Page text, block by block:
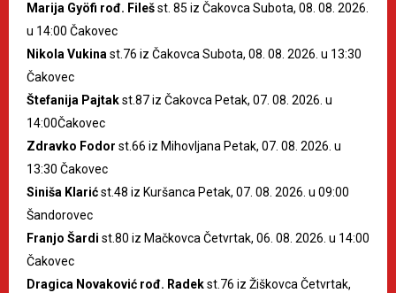
Marija Gyöfi rođ. Filešst. 85 iz Čakovca Subota, 08. 08. 2026.
u 14:00 Čakovec
Nikola Vukinast.76 iz Čakovca Subota, 08. 08. 2026. u 13:30
Čakovec
Štefanija Pajtakst.87 iz Čakovca Petak, 07. 08. 2026. u
14:00Čakovec
Zdravko Fodor st.66 iz Mihovljana Petak, 07. 08. 2026. u
13:30 Čakovec
Siniša Klarićst.48 iz Kuršanca Petak, 07. 08. 2026. u 09:00
Šandorovec
Franjo Šardi st.80 iz Mačkovca Četvrtak, 06. 08. 2026. u 14:00
Čakovec
Dragica Novaković rođ. Radekst.76 iz Žiškovca Četvrtak,